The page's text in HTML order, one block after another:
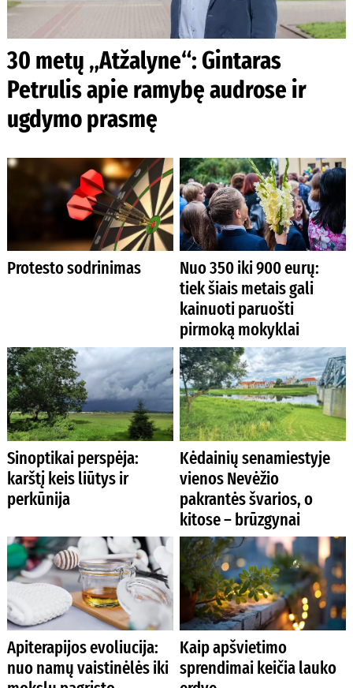
30 metų „Atžalyne“: Gintaras
Petrulis apie ramybę audrose ir
ugdymo prasmę
Protesto sodrinimas
Nuo 350 iki 900 eurų:
tiek šiais metais gali
kainuoti paruošti
pirmoką mokyklai
Sinoptikai perspėja:
karštį keis liūtys ir
perkūnija
Kėdainių senamiestyje
vienos Nevėžio
pakrantės švarios, o
kitose – brūzgynai
Apiterapijos evoliucija:
nuo namų vaistinėlės iki
Kaip apšvietimo
sprendimai keičia lauko